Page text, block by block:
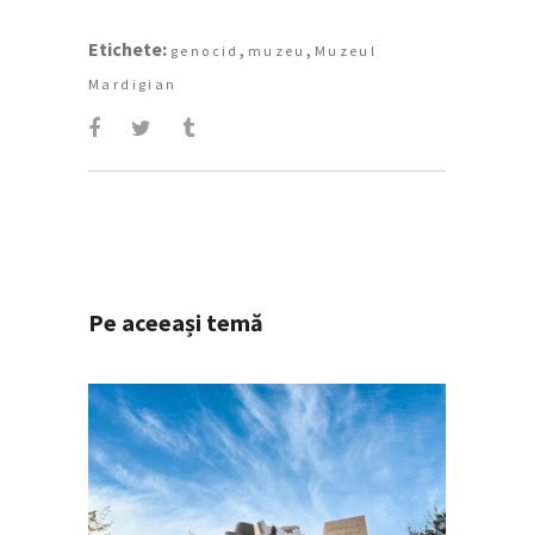
Etichete: genocid , muzeu , Muzeul
Mardigian
Pe aceeași temă